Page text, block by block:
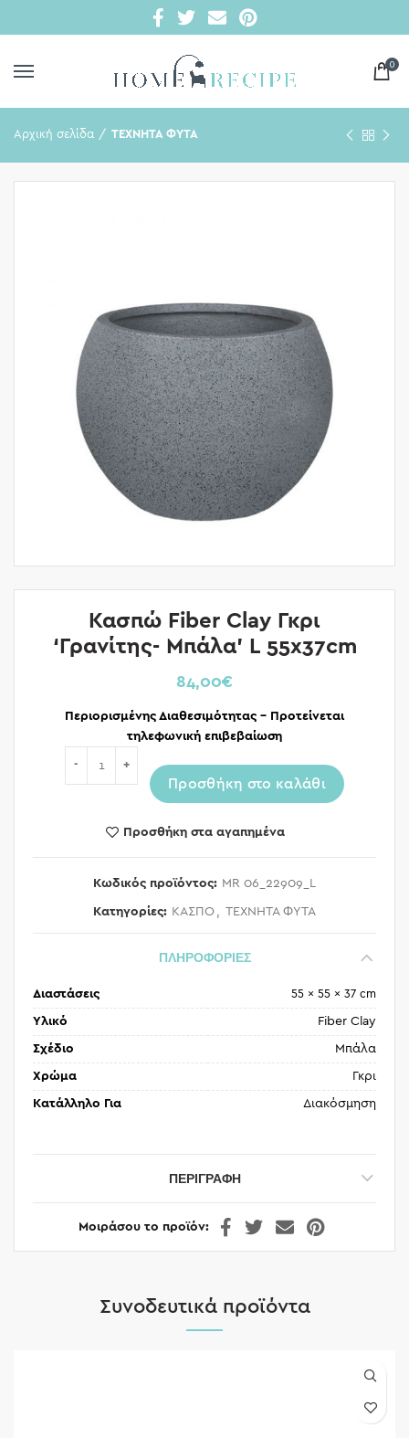
0
Αρχική σελίδα ΤΕΧΝΗΤΑ ΦΥΤΑ
Κασπώ Fiber Clay Γκρι
‘Γρανίτης- Μπάλα’ L 55x37cm
84,00€
Περιορισμένης Διαθεσιμότητας – Προτείνεται
τηλεφωνική επιβεβαίωση
Προσθήκη στο καλάθι
Προσθήκη στα αγαπημένα
Κωδικός προϊόντος: MR 06_22909_L
Κατηγορίες: ΚΑΣΠΟ , ΤΕΧΝΗΤΑ ΦΥΤΑ
ΠΛΗΡΟΦΟΡΙΕΣ
Διαστάσεις 55 × 55 × 37 cm
Υλικό Fiber Clay
Σχέδιο Μπάλα
Χρώμα Γκρι
Κατάλληλο Για Διακόσμηση
ΠΕΡΙΓΡΑΦΉ
Μοιράσου το προϊόν
Συνοδευτικά προϊόντα